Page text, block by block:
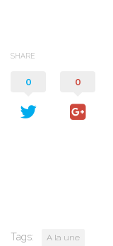
SHARE
0 0
Tags: A la une